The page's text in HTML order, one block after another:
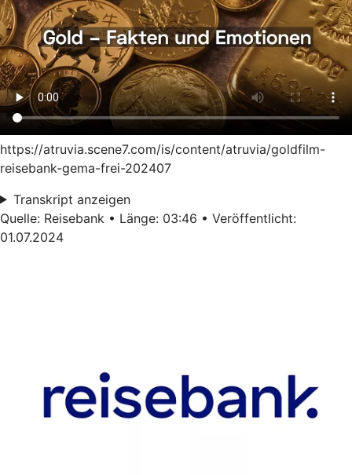
https://atruvia.scene7.com/is/content/atruvia/goldfilm-
reisebank-gema-frei-202407
Transkript anzeigen
Quelle: Reisebank • Länge: 03:46 • Veröffentlicht:
01.07.2024